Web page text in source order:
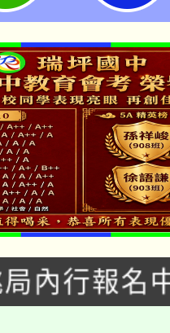
8/29、30在
! 於龍潭區
內行報名
，桃園電